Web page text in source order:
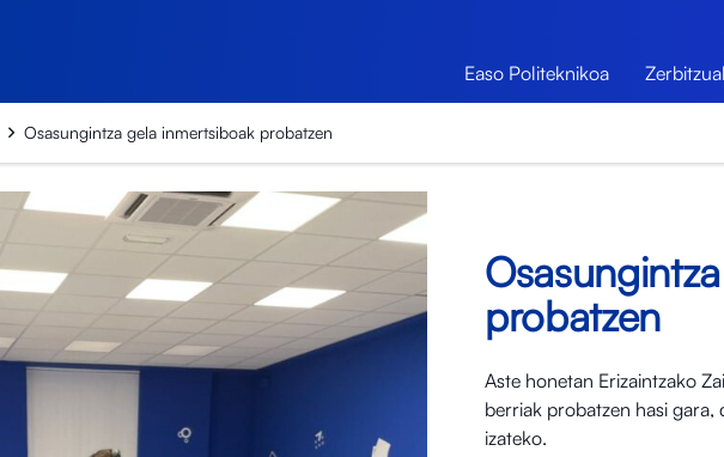
Easo Politeknikoa
Osasungintza gela inmertsiboak probatzen
probatzen
Aste honetan Erizaintzako
berriak probatzen hasi
izateko.